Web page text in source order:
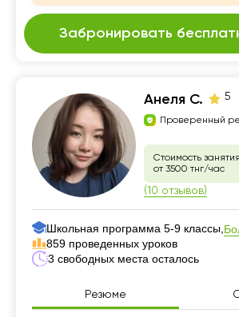
Забронировать
Анеля С. 5
Проверенный
Стоимость занятия
от 3500 тнг/час
(10 отзывов)
Школьная программа 5-9 классы,
859 проведенных уроков
3 свободных места осталось
Резюме